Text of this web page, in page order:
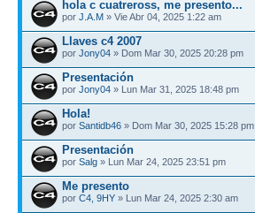
hola c cuatreross, me presento...
por J.A.M » Vie Abr 04, 2025 1:22 am
Llaves c4 2007
por Jony04 » Dom Mar 30, 2025 20:28 pm
Presentación
por Jony04 » Lun Mar 31, 2025 18:48 pm
Hola!
por Santidb46 » Dom Mar 30, 2025 15:28 pm
Presentación
por Salg » Lun Mar 24, 2025 23:51 pm
Me presento
por C4, 9HY » Lun Mar 24, 2025 2:30 am